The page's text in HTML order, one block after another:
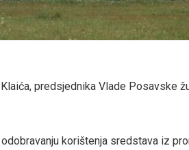
predsjednika Vlade Posavske
korištenja sredstava iz